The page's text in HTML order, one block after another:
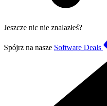
Jeszcze nic nie znalazłeś?
Spójrz na nasze Software Deals